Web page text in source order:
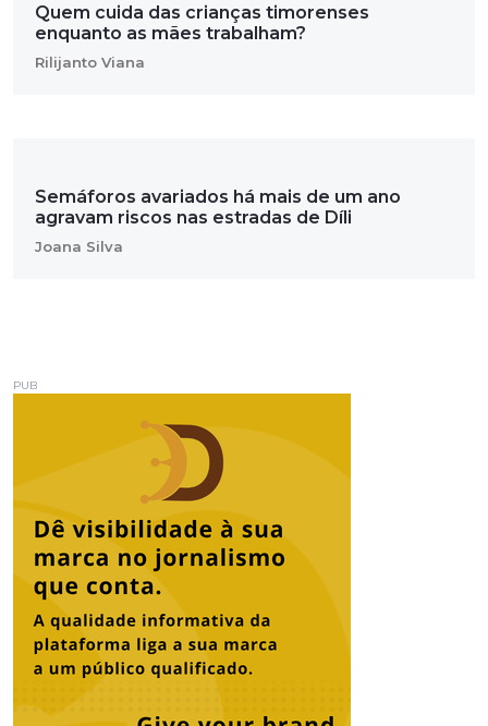
Quem cuida das crianças timorenses
enquanto as mães trabalham?
Rilijanto Viana
Semáforos avariados há mais de um ano
agravam riscos nas estradas de Díli
Joana Silva
PUB